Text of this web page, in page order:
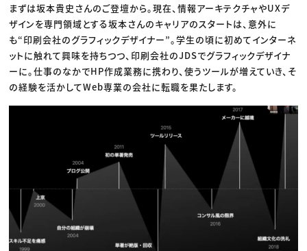
まずは坂本貴史さんのご登壇から。現在、情報アーキテクチャやUXデ
ザインを専門領域とする坂本さんのキャリアのスタートは、意外に
も“印刷会社のグラフィックデザイナー”。学生の頃に初めてインターネ
ットに触れて興味を持ちつつ、印刷会社のJDSでグラフィックデザイナ
ーに。仕事のなかでHP作成業務に携わり、使うツールが増えていき、そ
の経験を活かしてWeb専業の会社に転職を果たします。